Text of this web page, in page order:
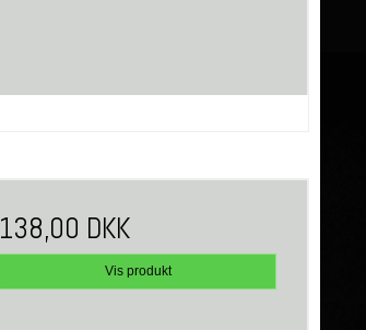
138,00 DKK
Vis produkt